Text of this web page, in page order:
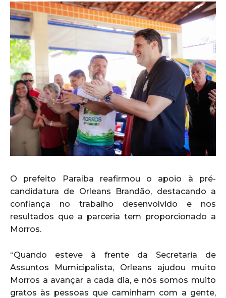
O prefeito Paraíba reafirmou o apoio à pré-
candidatura de Orleans Brandão, destacando a
confiança no trabalho desenvolvido e nos
resultados que a parceria tem proporcionado a
Morros.
“Quando esteve à frente da Secretaria de
Assuntos Mumicipalista, Orleans ajudou muito
Morros a avançar a cada dia, e nós somos muito
gratos às pessoas que caminham com a gente,